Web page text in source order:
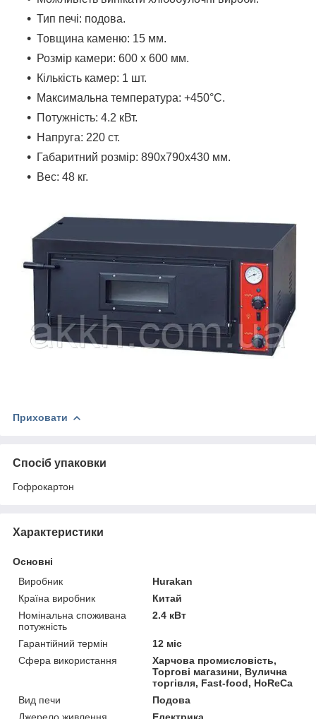
Тип печі: подова.
Товщина каменю: 15 мм.
Розмір камери: 600 х 600 мм.
Кількість камер: 1 шт.
Максимальна температура: +450°С.
Потужність: 4.2 кВт.
Напруга: 220 ст.
Габаритний розмір: 890х790х430 мм.
Вес: 48 кг.
Приховати
Спосіб упаковки
Гофрокартон
Характеристики
Основні
Виробник
Hurakan
Країна виробник
Китай
Номінальна споживана
потужність
2.4 кВт
Гарантійний термін
12 міс
Сфера використання
Харчова промисловість,
Торгові магазини, Вулична
торгівля, Fast-food, HoReCa
Вид печи
Подова
Джерело живлення
Електрика